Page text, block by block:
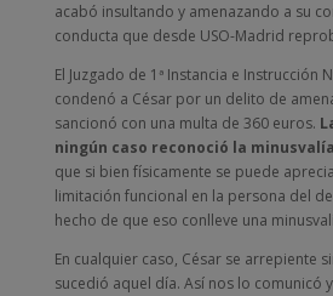
acabó insultando y amenazando a su
conducta que desde USO-Madrid
El Juzgado de 1ª Instancia e Instrucción
condenó a César por un delito de
sancionó con una multa de 360 euros.
ningún caso reconoció la
que si bien físicamente se puede
limitación funcional en la persona del
hecho de que eso conlleve una
En cualquier caso, César se arrepiente
sucedió aquel día. Así nos lo comunicó